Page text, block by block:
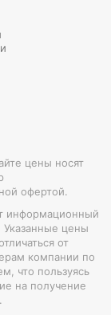
цены носят
офертой.
информационный
цены
от
компании по
что пользуясь
на получение